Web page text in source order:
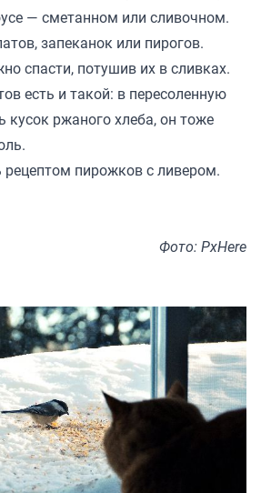
— сметанном или сливочном.
запеканок или пирогов.
спасти, потушив их в сливках.
есть и такой: в пересоленную
ржаного хлеба, он тоже
рецептом пирожков с ливером.
Фото: PxHere